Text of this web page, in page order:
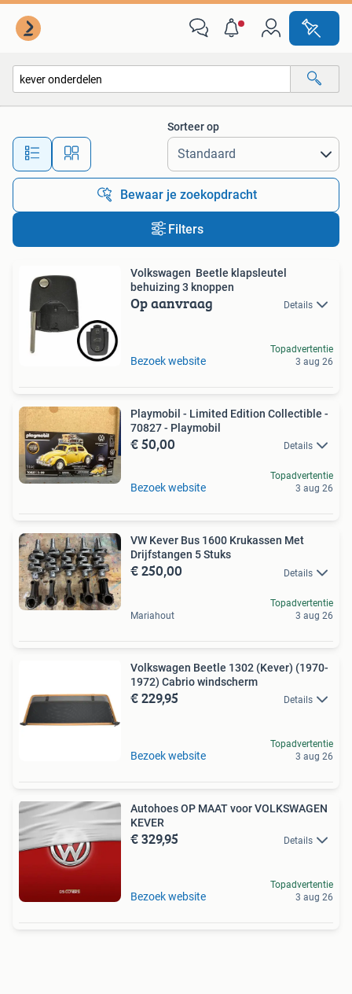
Alle afstanden…
Sorteer op
Bewaar je zoekopdracht
Filters
Volkswagen Beetle klapsleutel
behuizing 3 knoppen
Op aanvraag Details
Bezoek website
Topadvertentie
3 aug 26
Playmobil - Limited Edition Collectible -
70827 - Playmobil
€ 50,00 Details
Bezoek website
Topadvertentie
3 aug 26
VW Kever Bus 1600 Krukassen Met
Drijfstangen 5 Stuks
€ 250,00 Details
Mariahout
Topadvertentie
3 aug 26
Volkswagen Beetle 1302 (Kever) (1970-
1972) Cabrio windscherm
€ 229,95 Details
Bezoek website
Topadvertentie
3 aug 26
Autohoes OP MAAT voor VOLKSWAGEN
KEVER
€ 329,95 Details
Bezoek website
Topadvertentie
3 aug 26